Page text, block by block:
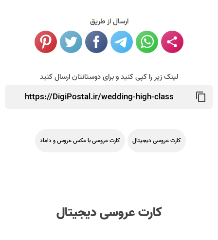
ارسال از طریق
لینک زیر را کپی کنید و برای دوستانتان ارسال کنید
کارت عروسی دیجیتال کارت عروسی با عکس عروس و داماد
کارت عروسی دیجیتال